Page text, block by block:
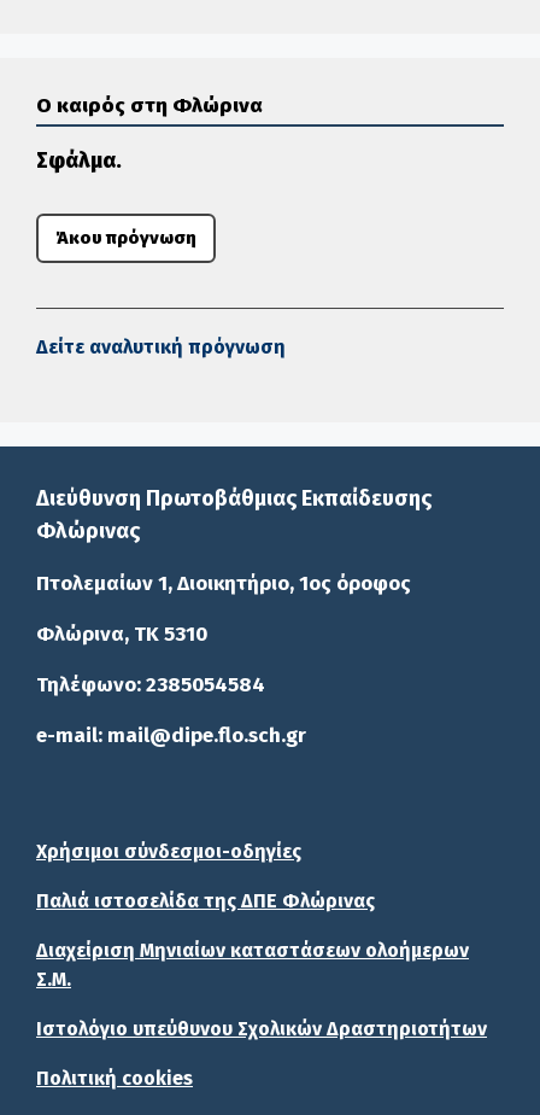
Ο καιρός στη Φλώρινα
Σφάλμα.
Άκου πρόγνωση
Δείτε αναλυτική πρόγνωση
Διεύθυνση Πρωτοβάθμιας Εκπαίδευσης
Φλώρινας
Πτολεμαίων 1, Διοικητήριο, 1ος όροφος
Φλώρινα, ΤΚ 5310
Τηλέφωνο: 2385054584
e-mail: mail@dipe.flo.sch.gr
Χρήσιμοι σύνδεσμοι-οδηγίες
Παλιά ιστοσελίδα της ΔΠΕ Φλώρινας
Διαχείριση Μηνιαίων καταστάσεων ολοήμερων
Σ.Μ.
Ιστολόγιο υπεύθυνου Σχολικών Δραστηριοτήτων
Πολιτική cookies